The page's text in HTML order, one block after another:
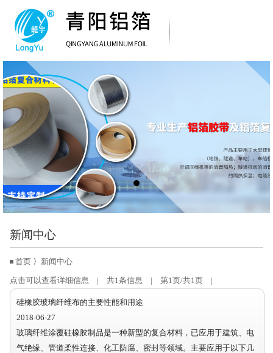
新闻中心
首页 〉 新闻中心
点击可以查看详细信息 | 共1条信息 | 第1页/共1页 |
硅橡胶玻璃纤维布的主要性能和用途
2018-06-27
玻璃纤维涂覆硅橡胶制品是一种新型的复合材料，已应用于建筑、电
气绝缘、管道柔性连接、化工防腐、密封等领域。主要应用于以下几